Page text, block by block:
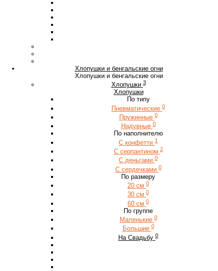
Хлопушки и бенгальские огни
Хлопушки и бенгальские огни
Хлопушки 3
Хлопушки
По типу
Пневматические 0
Пружинные 0
Надувные 0
По наполнителю
С конфетти 1
С серпантином 2
С деньгами 0
С сердечками 0
По размеру
20 см 0
30 см 0
60 см 0
По группе
Маленькие 0
Большие 0
На Свадьбу 0